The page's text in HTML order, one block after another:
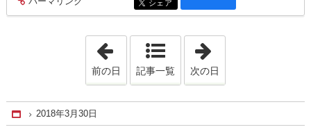
entry1338
シェア
「2018年3月29日」
前の日 記事一覧 次の日
Home
2018年3月30日